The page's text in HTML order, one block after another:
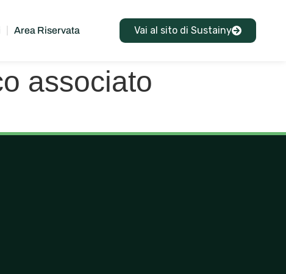
Area Riservata Vai al sito di Sustainy
associato